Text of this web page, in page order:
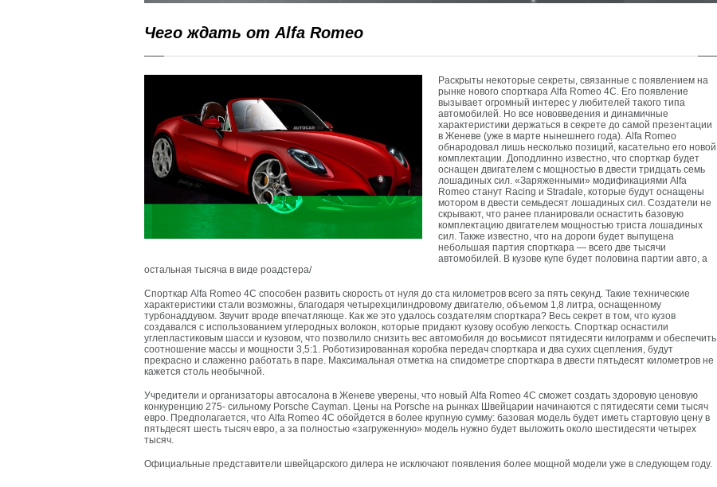
Чего ждать от Alfa Romeо
Раскрыты некоторые секреты, связанные с появлением на
рынке нового спорткара Alfa Romeo 4С. Его появление
вызывает огромный интерес у любителей такого типа
автомобилей. Но все нововведения и динамичные
характеристики держаться в секрете до самой презентации
в Женеве (уже в марте нынешнего года). Alfa Romeo
обнародовал лишь несколько позиций, касательно его новой
комплектации. Доподлинно известно, что спорткар будет
оснащен двигателем с мощностью в двести тридцать семь
лошадиных сил. «Заряженными» модификациями Alfa
Romeo станут Racing и Stradale, которые будут оснащены
мотором в двести семьдесят лошадиных сил. Создатели не
скрывают, что ранее планировали оснастить базовую
комплектацию двигателем мощностью триста лошадиных
сил. Также известно, что на дороги будет выпущена
небольшая партия спорткара — всего две тысячи
автомобилей. В кузове купе будет половина партии авто, а
остальная тысяча в виде роадстера/
Спорткар Alfa Romeo 4С способен развить скорость от нуля до ста километров всего за пять секунд. Такие технические
характеристики стали возможны, благодаря четырехцилиндровому двигателю, объемом 1,8 литра, оснащенному
турбонаддувом. Звучит вроде впечатляюще. Как же это удалось создателям спорткара? Весь секрет в том, что кузов
создавался с использованием углеродных волокон, которые придают кузову особую легкость. Спорткар оснастили
углепластиковым шасси и кузовом, что позволило снизить вес автомобиля до восьмисот пятидесяти килограмм и обеспечить
соотношение массы и мощности 3,5:1. Роботизированная коробка передач спорткара и два сухих сцепления, будут
прекрасно и слаженно работать в паре. Максимальная отметка на спидометре спорткара в двести пятьдесят километров не
кажется столь необычной.
Учредители и организаторы автосалона в Женеве уверены, что новый Alfa Romeo 4C сможет создать здоровую ценовую
конкуренцию 275- сильному Porsche Cayman. Цены на Porsche на рынках Швейцарии начинаются с пятидесяти семи тысяч
евро. Предполагается, что Alfa Romeo 4С обойдется в более крупную сумму: базовая модель будет иметь стартовую цену в
пятьдесят шесть тысяч евро, а за полностью «загруженную» модель нужно будет выложить около шестидесяти четырех
тысяч.
Официальные представители швейцарского дилера не исключают появления более мощной модели уже в следующем году.